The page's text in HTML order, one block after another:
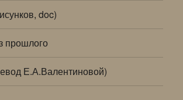
doc)
прошлого
Е.А.Валентиновой)